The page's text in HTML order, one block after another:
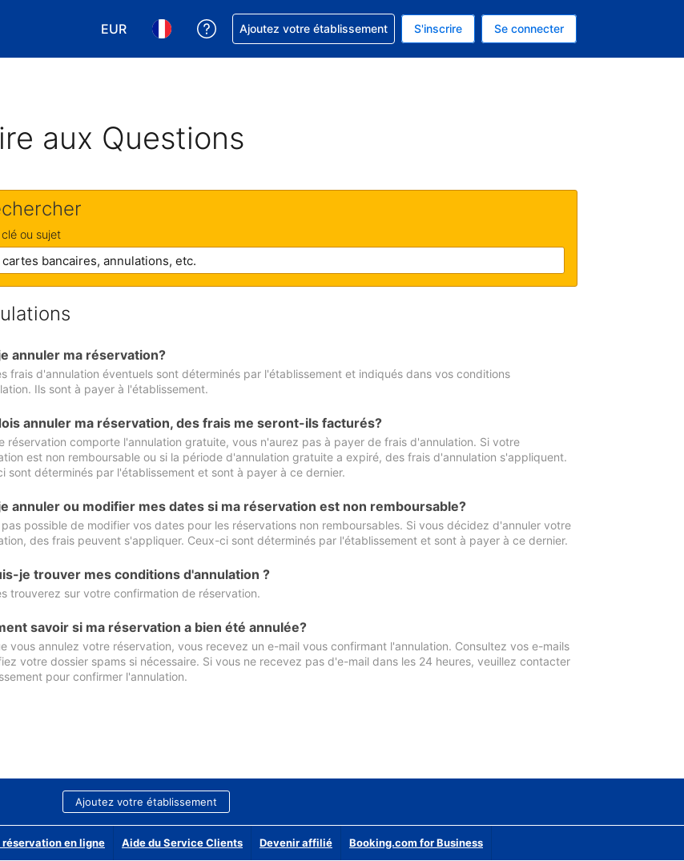
EUR
Choisissez votre devise. Votre devise actuelle est celle-ci : EUR.
Choisissez votre langue. Votre langue actuelle est celle-ci : Français.
Obtenez de l'aide concernant votre réservation
Ajoutez votre établissement S'inscrire Se connecter
aux Questions
ou sujet
annuler ma réservation?
frais d'annulation éventuels sont déterminés par l'établissement et indiqués dans vos conditions
Ils sont à payer à l'établissement.
annuler ma réservation, des frais me seront-ils facturés?
réservation comporte l'annulation gratuite, vous n'aurez pas à payer de frais d'annulation. Si votre
est non remboursable ou si la période d'annulation gratuite a expiré, des frais d'annulation s'appliquent.
sont déterminés par l'établissement et sont à payer à ce dernier.
annuler ou modifier mes dates si ma réservation est non remboursable?
possible de modifier vos dates pour les réservations non remboursables. Si vous décidez d'annuler votre
des frais peuvent s'appliquer. Ceux-ci sont déterminés par l'établissement et sont à payer à ce dernier.
je trouver mes conditions d'annulation ?
trouverez sur votre confirmation de réservation.
savoir si ma réservation a bien été annulée?
vous annulez votre réservation, vous recevez un e-mail vous confirmant l'annulation. Consultez vos e-mails
votre dossier spams si nécessaire. Si vous ne recevez pas d'e-mail dans les 24 heures, veuillez contacter
pour confirmer l'annulation.
Ajoutez votre établissement
en ligne Aide du Service Clients Devenir affilié Booking.com for Business